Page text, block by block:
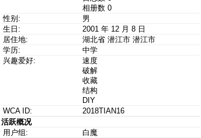
相册数 0
性别:
男
生日:
2001 年 12 月 8 日
居住地:
湖北省 潜江市 潜江市
学历:
中学
兴趣爱好:
速度
破解
收藏
结构
DIY
WCA ID:
2018TIAN16
活跃概况
用户组:
白魔